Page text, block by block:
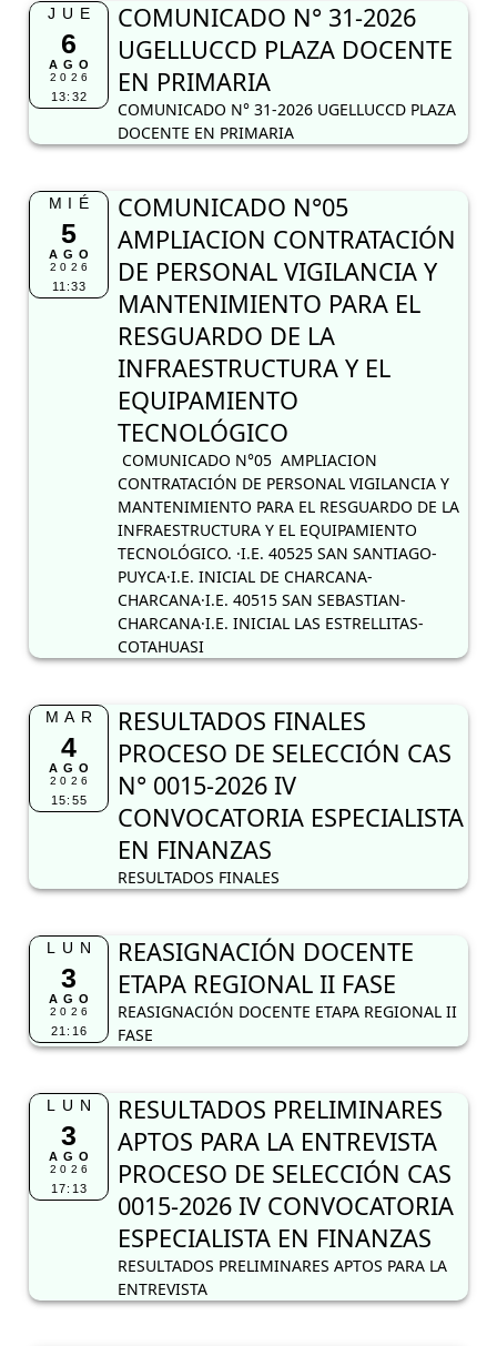
JUE
6
AGO
2026
13:32
COMUNICADO N° 31-2026
UGELLUCCD PLAZA DOCENTE
EN PRIMARIA
COMUNICADO N° 31-2026 UGELLUCCD PLAZA
DOCENTE EN PRIMARIA
MIÉ
5
AGO
2026
11:33
COMUNICADO N°05
AMPLIACION CONTRATACIÓN
DE PERSONAL VIGILANCIA Y
MANTENIMIENTO PARA EL
RESGUARDO DE LA
INFRAESTRUCTURA Y EL
EQUIPAMIENTO
TECNOLÓGICO
COMUNICADO N°05 AMPLIACION
CONTRATACIÓN DE PERSONAL VIGILANCIA Y
MANTENIMIENTO PARA EL RESGUARDO DE LA
INFRAESTRUCTURA Y EL EQUIPAMIENTO
TECNOLÓGICO. ·I.E. 40525 SAN SANTIAGO-
PUYCA·I.E. INICIAL DE CHARCANA-
CHARCANA·I.E. 40515 SAN SEBASTIAN-
CHARCANA·I.E. INICIAL LAS ESTRELLITAS-
COTAHUASI
MAR
4
AGO
2026
15:55
RESULTADOS FINALES
PROCESO DE SELECCIÓN CAS
N° 0015-2026 IV
CONVOCATORIA ESPECIALISTA
EN FINANZAS
RESULTADOS FINALES
LUN
3
AGO
2026
21:16
REASIGNACIÓN DOCENTE
ETAPA REGIONAL II FASE
REASIGNACIÓN DOCENTE ETAPA REGIONAL II
FASE
LUN
3
AGO
2026
17:13
RESULTADOS PRELIMINARES
APTOS PARA LA ENTREVISTA
PROCESO DE SELECCIÓN CAS
0015-2026 IV CONVOCATORIA
ESPECIALISTA EN FINANZAS
RESULTADOS PRELIMINARES APTOS PARA LA
ENTREVISTA